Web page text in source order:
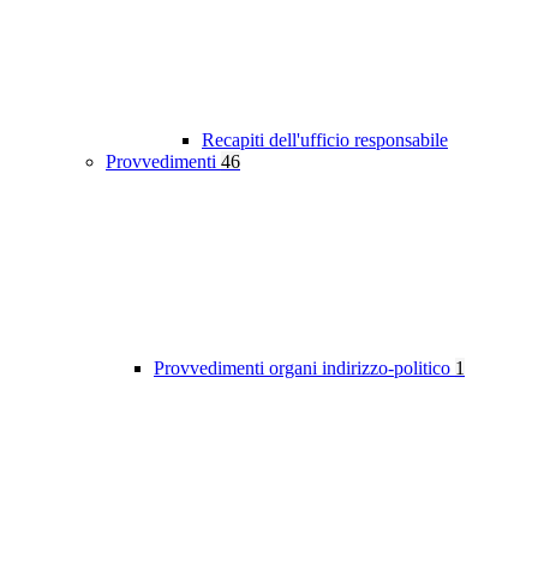
Recapiti dell'ufficio responsabile
Provvedimenti 46
Provvedimenti organi indirizzo-politico 1